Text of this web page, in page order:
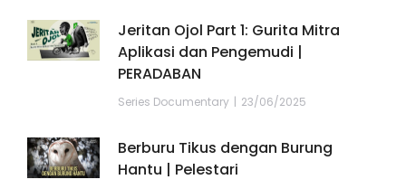
Jeritan Ojol Part 1: Gurita Mitra
Aplikasi dan Pengemudi |
PERADABAN
Series Documentary 23/06/2025
Berburu Tikus dengan Burung
Hantu | Pelestari